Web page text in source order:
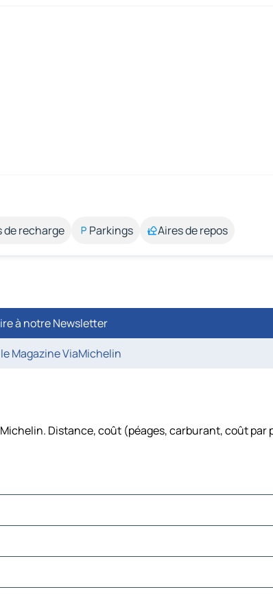
de recharge Parkings Aires de repos
à notre Newsletter
Magazine ViaMichelin
Distance, coût (péages, carburant, coût par